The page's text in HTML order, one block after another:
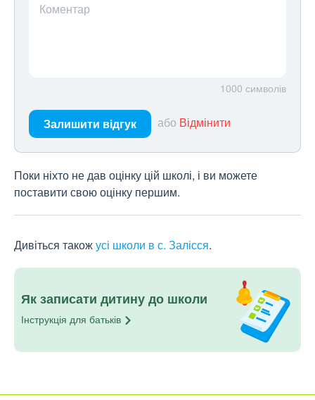
Коментар
1000 символів
Залишити відгук або Відмінити
Поки ніхто не дав оцінку цій школі, і ви можете
поставити свою оцінку першим.
Дивіться такожусі школи в с. Залісся.
Як записати дитину до школи
Інструкція для батьків